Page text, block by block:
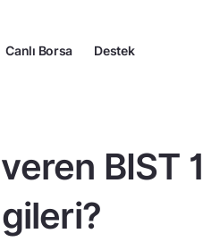
Canlı Borsa Destek
BIST